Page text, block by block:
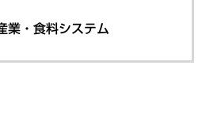
業・食料システム